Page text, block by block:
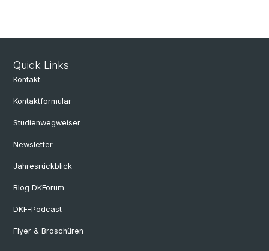
Quick Links
Kontakt
Kontaktformular
Studienwegweiser
Newsletter
Jahresrückblick
Blog DKForum
DKF-Podcast
Flyer & Broschüren